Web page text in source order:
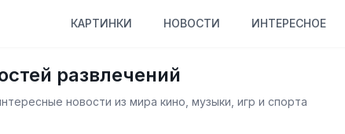
КАРТИНКИ НОВОСТИ ИНТЕРЕСНОЕ
развлечений
новости из мира кино, музыки, игр и спорта